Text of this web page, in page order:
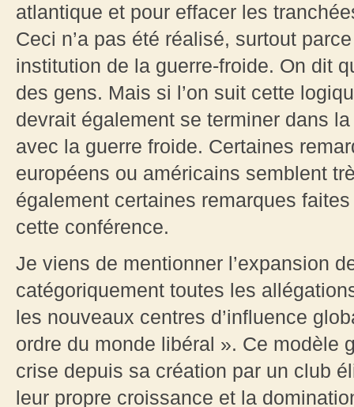
atlantique et pour effacer les
Ceci n’a pas été réalisé, surtout
institution de la guerre-froide. On dit
des gens. Mais si l’on suit cette
devrait également se terminer dans
avec la guerre froide. Certaines
européens ou américains semblent
également certaines remarques
cette conférence.
Je viens de mentionner l’expansion
catégoriquement toutes les
les nouveaux centres d’influence
ordre du monde libéral ». Ce modèle
crise depuis sa création par un club
leur propre croissance et la